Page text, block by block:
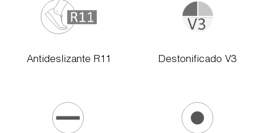
Antideslizante R11 Destonificado V3